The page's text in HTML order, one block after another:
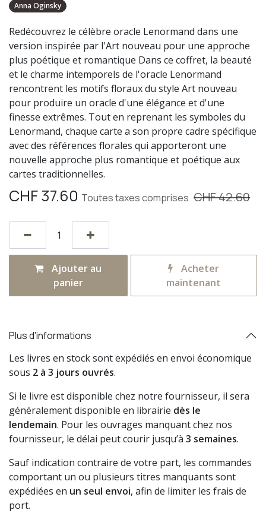
Anna Oginsky
Redécouvrez le célèbre oracle Lenormand dans une
version inspirée par l'Art nouveau pour une approche
plus poétique et romantique Dans ce coffret, la beauté
et le charme intemporels de l'oracle Lenormand
rencontrent les motifs floraux du style Art nouveau
pour produire un oracle d'une élégance et d'une
finesse extrêmes. Tout en reprenant les symboles du
Lenormand, chaque carte a son propre cadre spécifique
avec des références florales qui apporteront une
nouvelle approche plus romantique et poétique aux
cartes traditionnelles.
CHF37.60 Toutes taxes comprises CHF42.60
Ajouter au
panier
Acheter
maintenant
Plus d'informations
Les livres en stock sont expédiés en envoi économique
sous 2 à 3 jours ouvrés.
Si le livre est disponible chez notre fournisseur, il sera
généralement disponible en librairie dès le
lendemain. Pour les ouvrages manquant chez nos
fournisseur, le délai peut courir jusqu’à 3 semaines.
Sauf indication contraire de votre part, les commandes
comportant un ou plusieurs titres manquants sont
expédiées en un seul envoi, afin de limiter les frais de
port.